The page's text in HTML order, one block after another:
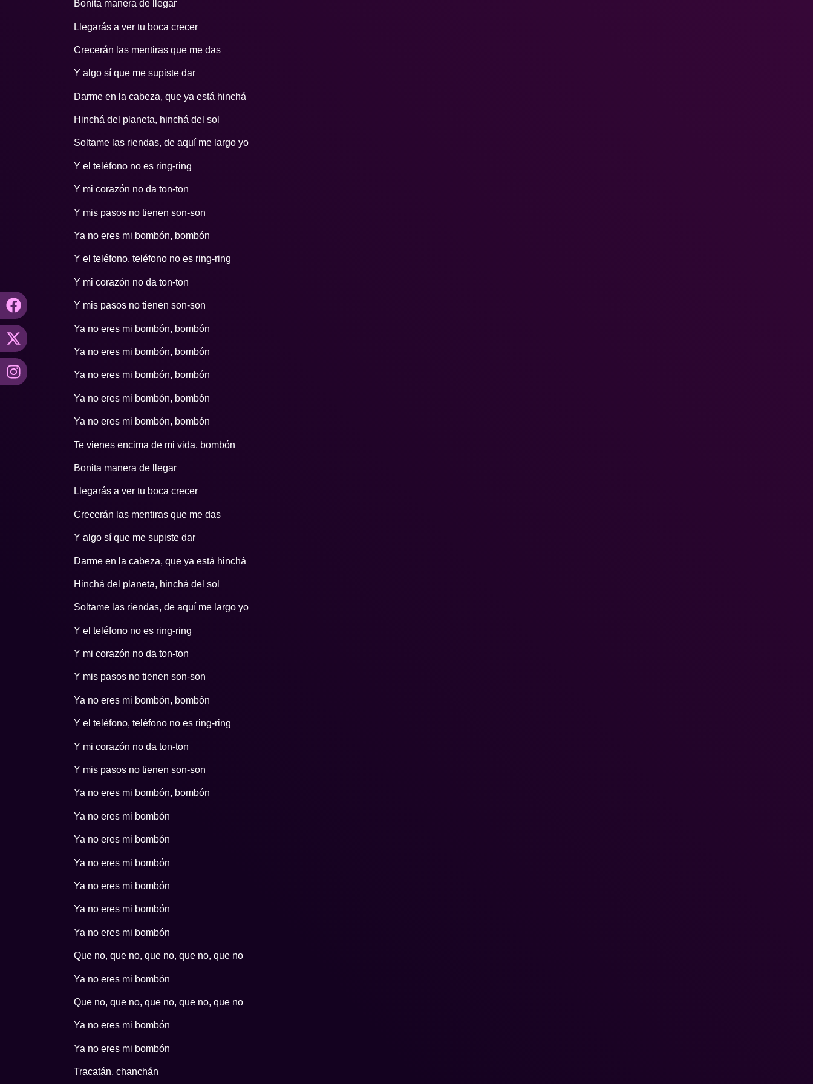
Bonita manera de llegar
Llegarás a ver tu boca crecer
Crecerán las mentiras que me das
Y algo sí que me supiste dar
Darme en la cabeza, que ya está hinchá
Hinchá del planeta, hinchá del sol
Soltame las riendas, de aquí me largo yo
Y el teléfono no es ring-ring
Y mi corazón no da ton-ton
Y mis pasos no tienen son-son
Ya no eres mi bombón, bombón
Y el teléfono, teléfono no es ring-ring
Y mi corazón no da ton-ton
Y mis pasos no tienen son-son
Ya no eres mi bombón, bombón
Ya no eres mi bombón, bombón
Ya no eres mi bombón, bombón
Ya no eres mi bombón, bombón
Ya no eres mi bombón, bombón
Te vienes encima de mi vida, bombón
Bonita manera de llegar
Llegarás a ver tu boca crecer
Crecerán las mentiras que me das
Y algo sí que me supiste dar
Darme en la cabeza, que ya está hinchá
Hinchá del planeta, hinchá del sol
Soltame las riendas, de aquí me largo yo
Y el teléfono no es ring-ring
Y mi corazón no da ton-ton
Y mis pasos no tienen son-son
Ya no eres mi bombón, bombón
Y el teléfono, teléfono no es ring-ring
Y mi corazón no da ton-ton
Y mis pasos no tienen son-son
Ya no eres mi bombón, bombón
Ya no eres mi bombón
Ya no eres mi bombón
Ya no eres mi bombón
Ya no eres mi bombón
Ya no eres mi bombón
Ya no eres mi bombón
Que no, que no, que no, que no, que no
Ya no eres mi bombón
Que no, que no, que no, que no, que no
Ya no eres mi bombón
Ya no eres mi bombón
Tracatán, chanchán